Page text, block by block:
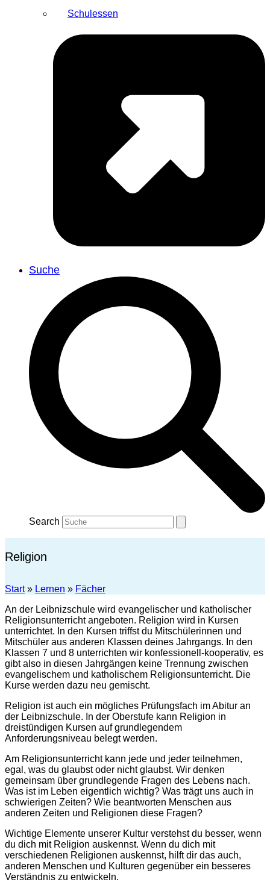
Schulessen
Suche
Search
Religion
Start» Lernen » Fächer
An der Leibnizschule wird evangelischer und katholischer
Religionsunterricht angeboten. Religion wird in Kursen
unterrichtet. In den Kursen triffst du Mitschülerinnen und
Mitschüler aus anderen Klassen deines Jahrgangs. In den
Klassen 7 und 8 unterrichten wir konfessionell-kooperativ, es
gibt also in diesen Jahrgängen keine Trennung zwischen
evangelischem und katholischem Religionsunterricht. Die
Kurse werden dazu neu gemischt.
Religion ist auch ein mögliches Prüfungsfach im Abitur an
der Leibnizschule. In der Oberstufe kann Religion in
dreistündigen Kursen auf grundlegendem
Anforderungsniveau belegt werden.
Am Religionsunterricht kann jede und jeder teilnehmen,
egal, was du glaubst oder nicht glaubst. Wir denken
gemeinsam über grundlegende Fragen des Lebens nach.
Was ist im Leben eigentlich wichtig? Was trägt uns auch in
schwierigen Zeiten? Wie beantworten Menschen aus
anderen Zeiten und Religionen diese Fragen?
Wichtige Elemente unserer Kultur verstehst du besser, wenn
du dich mit Religion auskennst. Wenn du dich mit
verschiedenen Religionen auskennst, hilft dir das auch,
anderen Menschen und Kulturen gegenüber ein besseres
Verständnis zu entwickeln.